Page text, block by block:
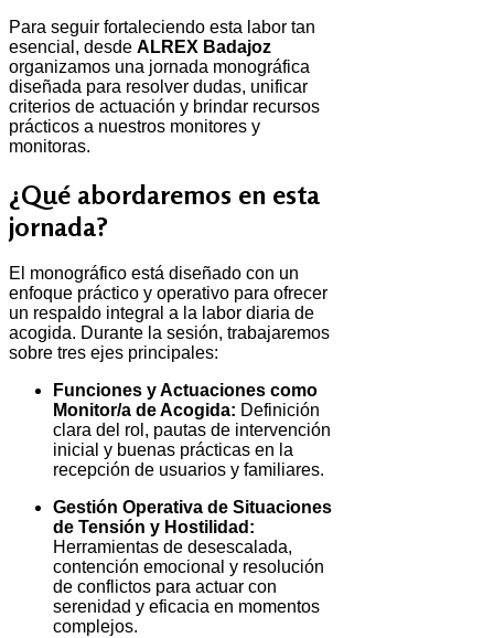
Para seguir fortaleciendo esta labor tan
esencial, desde ALREX Badajoz
organizamos una jornada monográfica
diseñada para resolver dudas, unificar
criterios de actuación y brindar recursos
prácticos a nuestros monitores y
monitoras.
¿Qué abordaremos en esta
jornada?
El monográfico está diseñado con un
enfoque práctico y operativo para ofrecer
un respaldo integral a la labor diaria de
acogida. Durante la sesión, trabajaremos
sobre tres ejes principales:
Funciones y Actuaciones como
Monitor/a de Acogida: Definición
clara del rol, pautas de intervención
inicial y buenas prácticas en la
recepción de usuarios y familiares.
Gestión Operativa de Situaciones
de Tensión y Hostilidad:
Herramientas de desescalada,
contención emocional y resolución
de conflictos para actuar con
serenidad y eficacia en momentos
complejos.